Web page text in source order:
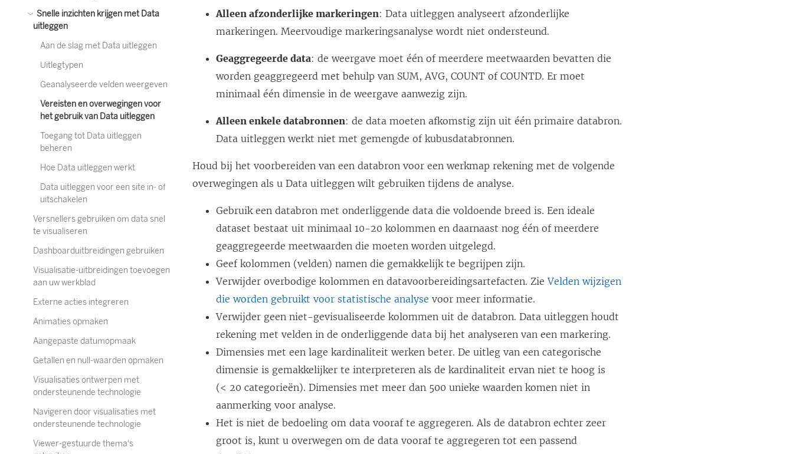
Snelle inzichten krijgen met Data
uitleggen
Aan de slag met Data uitleggen
Uitlegtypen
Geanalyseerde velden weergeven
Vereisten en overwegingen voor
het gebruik van Data uitleggen
Toegang tot Data uitleggen
beheren
Hoe Data uitleggen werkt
Data uitleggen voor een site in- of
uitschakelen
Versnellers gebruiken om data snel
te visualiseren
Dashboarduitbreidingen gebruiken
Visualisatie-uitbreidingen toevoegen
aan uw werkblad
Externe acties integreren
Animaties opmaken
Aangepaste datumopmaak
Getallen en null-waarden opmaken
Visualisaties ontwerpen met
ondersteunende technologie
Navigeren door visualisaties met
ondersteunende technologie
Viewer-gestuurde thema's
Alleen afzonderlijke markeringen: Data uitleggen analyseert afzonderlijke
markeringen. Meervoudige markeringsanalyse wordt niet ondersteund.
Geaggregeerde data: de weergave moet één of meerdere meetwaarden bevatten die
worden geaggregeerd met behulp van SUM, AVG, COUNT of COUNTD. Er moet
minimaal één dimensie in de weergave aanwezig zijn.
Alleen enkele databronnen: de data moeten afkomstig zijn uit één primaire databron.
Data uitleggen werkt niet met gemengde of kubusdatabronnen.
Houd bij het voorbereiden van een databron voor een werkmap rekening met de volgende
overwegingen als u Data uitleggen wilt gebruiken tijdens de analyse.
Gebruik een databron met onderliggende data die voldoende breed is. Een ideale
dataset bestaat uit minimaal 10-20 kolommen en daarnaast nog één of meerdere
geaggregeerde meetwaarden die moeten worden uitgelegd.
Geef kolommen (velden) namen die gemakkelijk te begrijpen zijn.
Verwijder overbodige kolommen en datavoorbereidingsartefacten. ZieVelden wijzigen
die worden gebruikt voor statistische analyse voor meer informatie.
Verwijder geen niet-gevisualiseerde kolommen uit de databron. Data uitleggen houdt
rekening met velden in de onderliggende data bij het analyseren van een markering.
Dimensies met een lage kardinaliteit werken beter. De uitleg van een categorische
dimensie is gemakkelijker te interpreteren als de kardinaliteit ervan niet te hoog is
(< 20 categorieën). Dimensies met meer dan 500 unieke waarden komen niet in
aanmerking voor analyse.
Het is niet de bedoeling om data vooraf te aggregeren. Als de databron echter zeer
groot is, kunt u overwegen om de data vooraf te aggregeren tot een passend